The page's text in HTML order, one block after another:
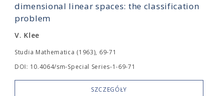
dimensional linear spaces: the classification
problem
V. Klee
Studia Mathematica (1963), 69-71
DOI: 10.4064/sm-Special Series-1-69-71
SZCZEGÓŁY